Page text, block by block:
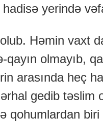
hadisə yerində
Həmin vaxt
olmayıb,
arasında heç
gedib təslim
qohumlardan